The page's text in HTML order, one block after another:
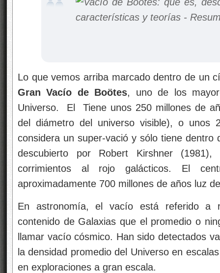
Lo que vemos arriba marcado dentro de un
Gran Vacío de Boötes, uno de los
Universo. El Tiene unos 250 millones de
del diámetro del universo visible), o unos
considera un super-vació y sólo tiene dentro
descubierto por Robert Kirshner
corrimientos al rojo galácticos. El
aproximadamente 700 millones de años luz
En astronomía, el vacío está referido a
contenido de Galaxias que el promedio o
llamar vacío cósmico. Han sido detectados
la densidad promedio del Universo en
en exploraciones a gran escala.